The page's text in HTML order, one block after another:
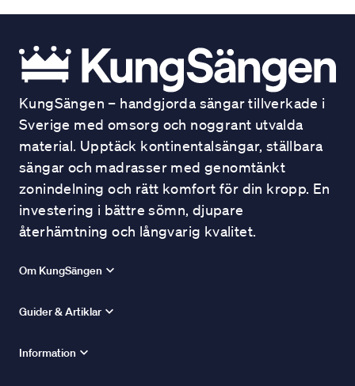
KungSängen – handgjorda sängar tillverkade i
Sverige med omsorg och noggrant utvalda
material. Upptäck kontinentalsängar, ställbara
sängar och madrasser med genomtänkt
zonindelning och rätt komfort för din kropp. En
investering i bättre sömn, djupare
återhämtning och långvarig kvalitet.
Om KungSängen
Guider & Artiklar
Information